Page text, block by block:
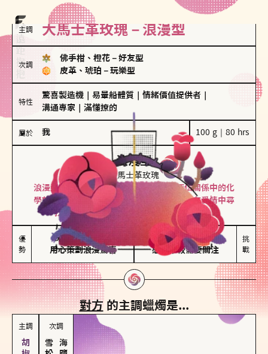
主調 大馬士革玫瑰－浪漫型
次調
佛手柑、橙花 － 好友型
皮革、琥珀 － 玩樂型
特性
驚喜製造機 易暈船體質 情緒價值提供者
溝通專家
滿懂撩的
屬於 我 100 g｜80 hrs
浪漫型
大馬士革玫瑰
浪漫型的人以激情與性吸引力為基礎，深信關係中的化
學效應，認為每次相遇都是命中註定。傾向在愛情中尋
找火花，經常表達對另一半的愛意和讚美。
優
勢
保持戀愛新鮮感
用心策劃浪漫驚喜
情緒起伏較大
感情中較需要關注
挑
戰
對方的主調蠟燭是...
主調 次調